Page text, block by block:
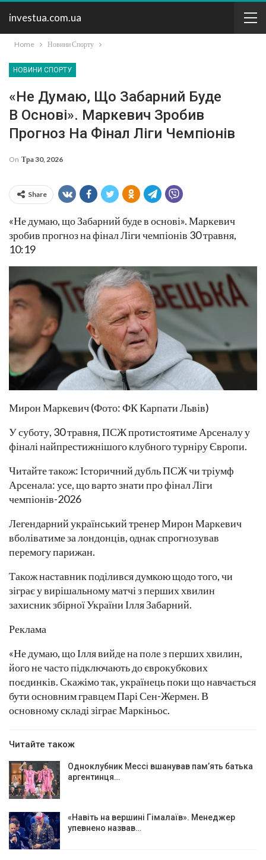
investua.com.ua
Home Новини Спорту
НОВИНИ СПОРТУ
«Не Думаю, Що Забарний Буде
В Основі». Маркевич Зробив
Прогноз На Фінал Ліги Чемпіонів
On Тра 30, 2026
Share
«Не думаю, що Забарний буде в основі». Маркевич
зробив прогноз на фінал Ліги чемпіонів 30 травня,
10:19
Мирон Маркевич (Фото: ФК Карпати Львів)
У суботу, 30 травня, ПСЖ протистоятиме Арсеналу у
фіналі найпрестижнішого клубного турніру Європи.
Читайте також: Історичний дубль ПСЖ чи тріумф
Арсенала: усе, що варто знати про фінал Ліги
чемпіонів-2026
Легендарний український тренер Мирон Маркевич
вболіватиме за лондонців, однак спрогнозував
перемогу парижан.
Також наставник поділився думкою щодо того, чи
зіграє у вирішальному матчі з перших хвилин
захисник збірної України Ілля Забарний.
Реклама
«Не думаю, що Ілля вийде на поле з перших хвилин,
його не часто підключають до єврокубкових
поєдинків. Скажімо так, українець поки що навчається
бути основним гравцем Парі Сен-Жермен. В
основному складі зіграє Маркіньос.
Читайте також
Одноклубник Мессі вшанував пам’ять батька
аргентинця…
«Навіть на вершині Гімалаїв». Менеджер
упевнено назвав…